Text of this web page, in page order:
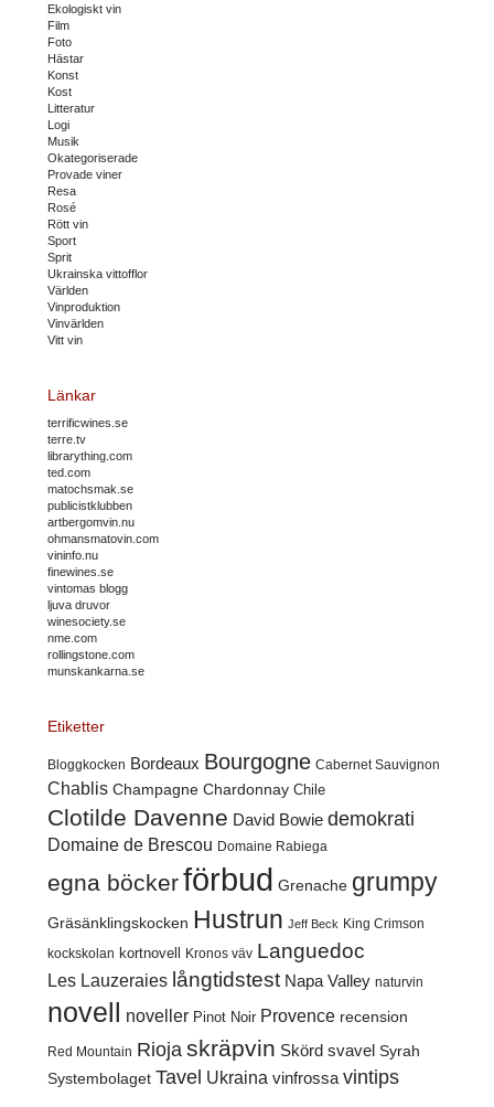
Ekologiskt vin
Film
Foto
Hästar
Konst
Kost
Litteratur
Logi
Musik
Okategoriserade
Provade viner
Resa
Rosé
Rött vin
Sport
Sprit
Ukrainska vittofflor
Världen
Vinproduktion
Vinvärlden
Vitt vin
Länkar
terrificwines.se
terre.tv
librarything.com
ted.com
matochsmak.se
publicistklubben
artbergomvin.nu
ohmansmatovin.com
vininfo.nu
finewines.se
vintomas blogg
ljuva druvor
winesociety.se
nme.com
rollingstone.com
munskankarna.se
Etiketter
Bloggkocken Bordeaux Bourgogne Cabernet Sauvignon
Chablis Champagne Chardonnay Chile
Clotilde Davenne David Bowie demokrati
Domaine de Brescou Domaine Rabiega
egna böckerförbud Grenache grumpy
Gräsänklingskocken Hustrun Jeff Beck King Crimson
kockskolan kortnovell Kronos väv Languedoc
Les Lauzeraies långtidstest Napa Valley naturvin
novell noveller Pinot Noir Provence recension
Red Mountain Rioja skräpvin Skörd svavel Syrah
Systembolaget Tavel Ukraina vinfrossa vintips